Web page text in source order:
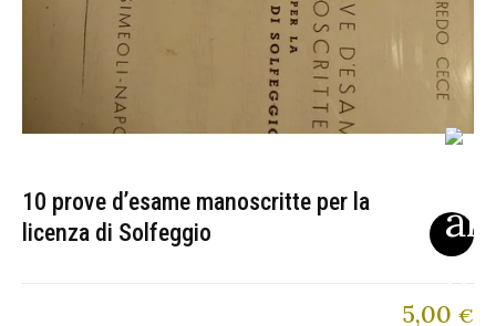
10 prove d’esame manoscritte per la
licenza di Solfeggio
5,00 €